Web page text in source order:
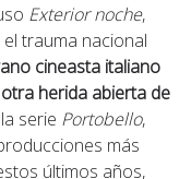
Exterior noche,
trauma nacional
cineasta italiano
herida abierta de
serie Portobello,
más
últimos años,